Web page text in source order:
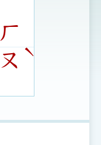
ㄏ
ㄡˋ